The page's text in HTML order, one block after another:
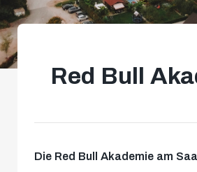
Red Bull
Die Red Bull Akademie am